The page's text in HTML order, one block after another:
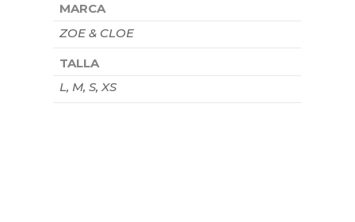
MARCA
ZOE & CLOE
TALLA
L, M, S, XS